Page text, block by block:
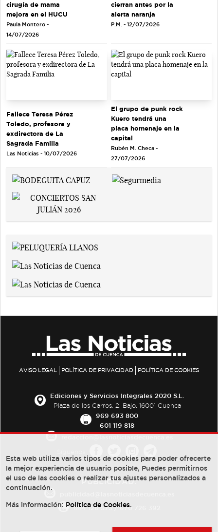
cirugía de mama
mejora en el HUCU
Paula Montero -
14/07/2026
cierran antes por la
alerta naranja
P.M. - 12/07/2026
Fallece Teresa Pérez
Toledo, profesora y
exdirectora de La
Sagrada Familia
Las Noticias - 10/07/2026
El grupo de punk rock
Kuero tendrá una
placa homenaje en la
capital
Rubén M. Checa -
27/07/2026
AVISO LEGAL POLÍTICA DE PRIVACIDAD POLÍTICA DE COOKIES
Ediciones y Servicios Integrales 2020 S.L.
Plaza de los Carros, 2. Bajo. 16001 Cuenca
969 693 800
601 119 818
PUBLICIDAD:
684 126 573/670 726 392
Esta web utiliza varios tipos de cookies para poder ofrecerte
la mejor experiencia de usuario posible, Puedes permitirnos
el uso de las cookies o realizar tus ajustes personalizados a
continuación.
Más información: Política de Cookies.